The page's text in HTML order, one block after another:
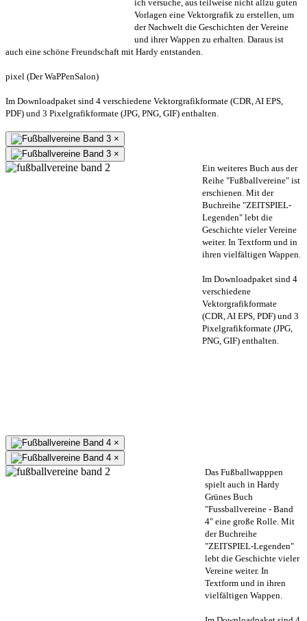
ich versuche, aus teilweise nicht allzu guten
Vorlagen eine Vektorgrafik zu erstellen, um
der Nachwelt die Geschichten der Vereine
und ihrer Wappen zu erhalten. Daraus ist
auch eine schöne Freundschaft mit Hardy entstanden.
pixel (Der WaPPenSalon)
Im Downloadpaket sind 4 verschiedene Vektorgrafikformate (CDR, AI EPS,
PDF) und 3 Pixelgrafikformate (JPG, PNG, GIF) enthalten.
×
×
Ein weiteres Buch aus der
Reihe "Fußballvereine" ist
erschienen. Mit der
Buchreihe "ZEITSPIEL-
Legenden" lebt die
Geschichte vieler Vereine
weiter. In Textform und in
ihren vielfältigen Wappen.
Im Downloadpaket sind 4
verschiedene
Vektorgrafikformate
(CDR, AI EPS, PDF) und 3
Pixelgrafikformate (JPG,
PNG, GIF) enthalten.
×
×
Das Fußballwapppen
spielt auch in Hardy
Grünes Buch
"Fussballvereine - Band
4" eine große Rolle. Mit
der Buchreihe
"ZEITSPIEL-Legenden"
lebt die Geschichte vieler
Vereine weiter. In
Textform und in ihren
vielfältigen Wappen.